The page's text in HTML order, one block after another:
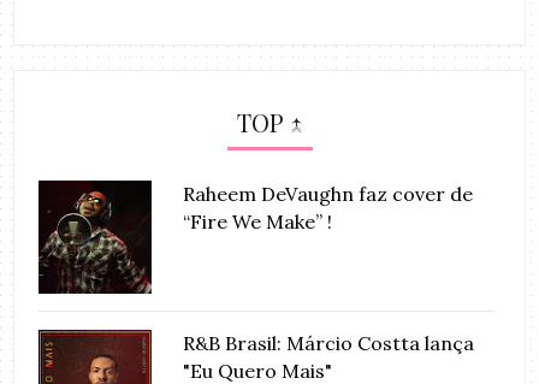
TOP ↑
Raheem DeVaughn faz cover de
“Fire We Make” !
R&B Brasil: Márcio Costta lança
"Eu Quero Mais"